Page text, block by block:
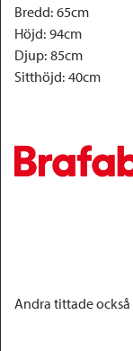
Bredd: 65cm
Höjd: 94cm
Djup: 85cm
Sitthöjd: 40cm
Andra tittade också